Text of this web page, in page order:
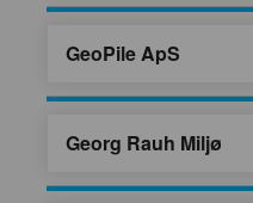
GeoPile ApS
Georg Rauh Miljø